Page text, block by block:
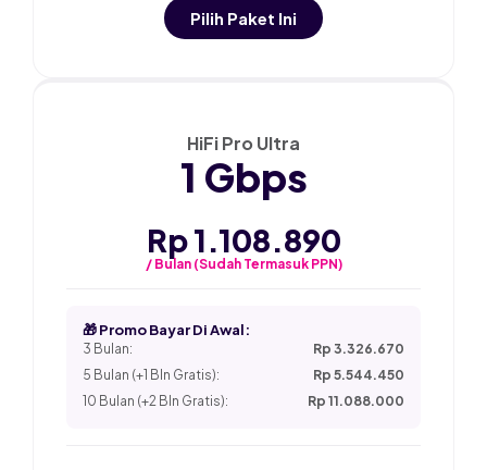
Pilih Paket Ini
HiFi Pro Ultra
1 Gbps
Rp 1.108.890
/ Bulan (Sudah Termasuk PPN)
🎁 Promo Bayar Di Awal:
3 Bulan:
Rp 3.326.670
5 Bulan (+1 Bln Gratis):
Rp 5.544.450
10 Bulan (+2 Bln Gratis):
Rp 11.088.000